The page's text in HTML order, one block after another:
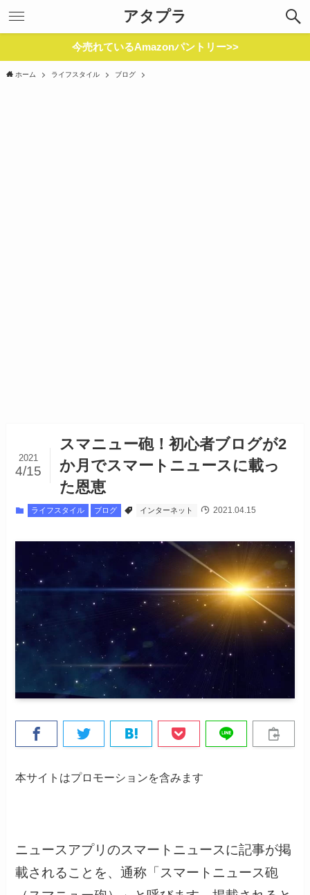
アタプラ
今売れているAmazonパントリー>>
ホーム ライフスタイル ブログ
スマニュー砲！初心者ブログが2
か月でスマートニュースに載っ
た恩恵
2021
4/15
ライフスタイル ブログ インターネット 2021.04.15
本サイトはプロモーションを含みます
ニュースアプリのスマートニュースに記事が掲
載されることを、通称「スマートニュース砲